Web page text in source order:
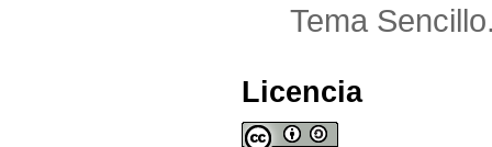
Tema
Licencia